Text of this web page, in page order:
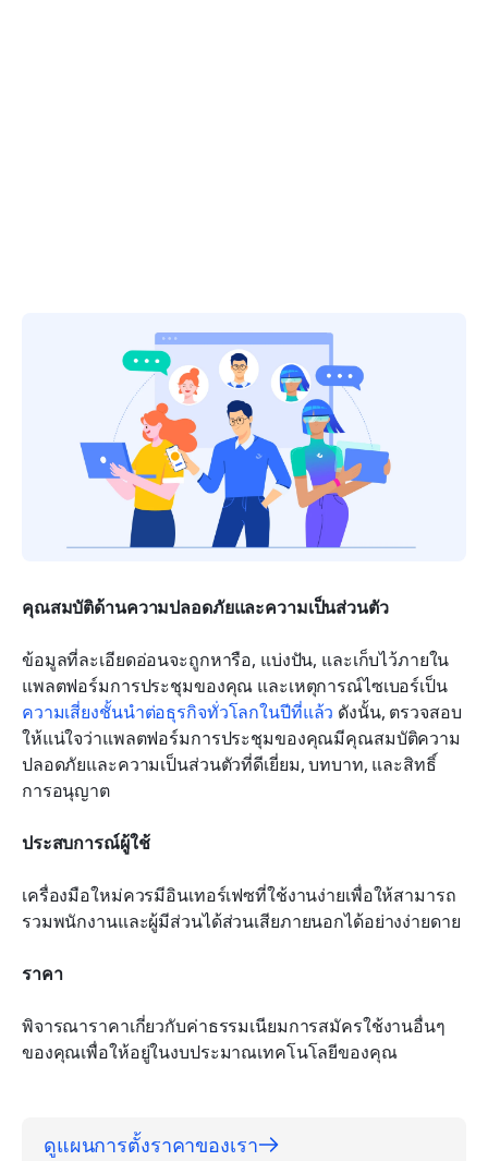
คุณสมบัติด้านความปลอดภัยและความเป็นส่วนตัว
ข้อมูลที่ละเอียดอ่อนจะถูกหารือ, แบ่งปัน, และเก็บไว้ภายใน
แพลตฟอร์มการประชุมของคุณ และเหตุการณ์ไซเบอร์เป็น
ความเสี่ยงชั้นนำต่อธุรกิจทั่วโลกในปีที่แล้ว ดังนั้น, ตรวจสอบ
ให้แน่ใจว่าแพลตฟอร์มการประชุมของคุณมีคุณสมบัติความ
ปลอดภัยและความเป็นส่วนตัวที่ดีเยี่ยม, บทบาท, และสิทธิ์
การอนุญาต
ประสบการณ์ผู้ใช้
เครื่องมือใหม่ควรมีอินเทอร์เฟซที่ใช้งานง่ายเพื่อให้สามารถ
รวมพนักงานและผู้มีส่วนได้ส่วนเสียภายนอกได้อย่างง่ายดาย
ราคา
พิจารณาราคาเกี่ยวกับค่าธรรมเนียมการสมัครใช้งานอื่นๆ
ของคุณเพื่อให้อยู่ในงบประมาณเทคโนโลยีของคุณ
ดูแผนการตั้งราคาของเรา